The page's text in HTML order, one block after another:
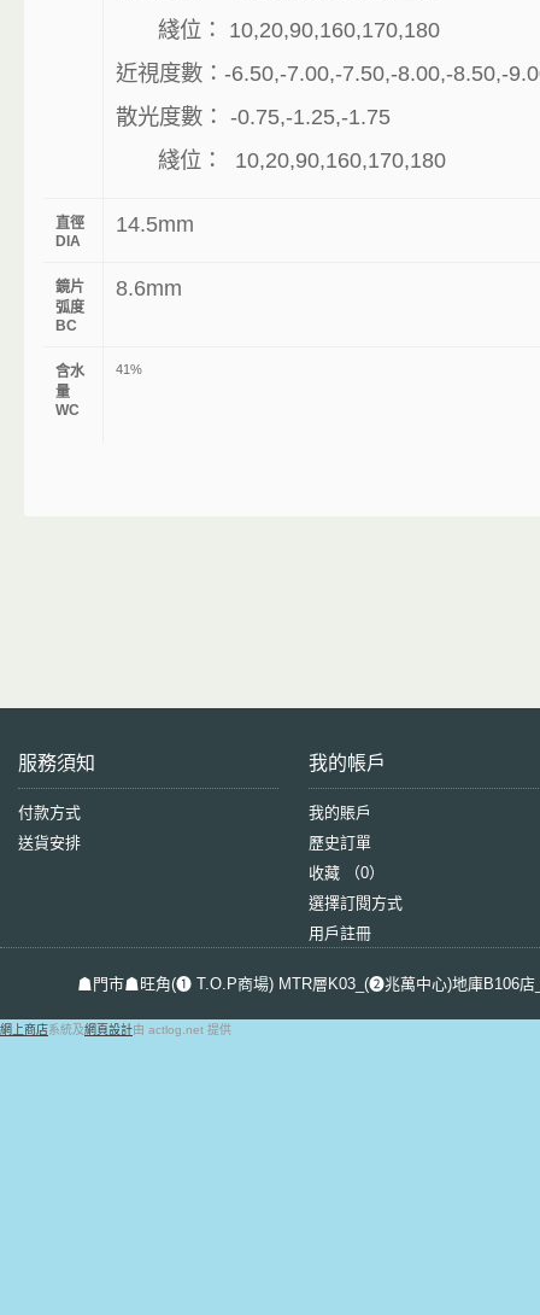
綫位： 10,20,90,160,170,180
近視度數： -6.50,-7.00,-7.50,-8.00,-8.50,-
散光度數： -0.75,-1.25,-1.75
綫位：
10,20,90,160,170,180
直徑
DIA
14.5mm
鏡片
弧度
BC
8.6mm
含水
量
WC
41%
服務須知
付款方式
送貨安排
我的帳戶
我的賬戶
歷史訂單
收藏 （0）
選擇訂閱方式
用戶註冊
☗門市☗旺角(❶ T.O.P商場) MTR層K03_(❷兆萬中心)地庫B106
網上商店系統及網頁設計由 actlog.net 提供